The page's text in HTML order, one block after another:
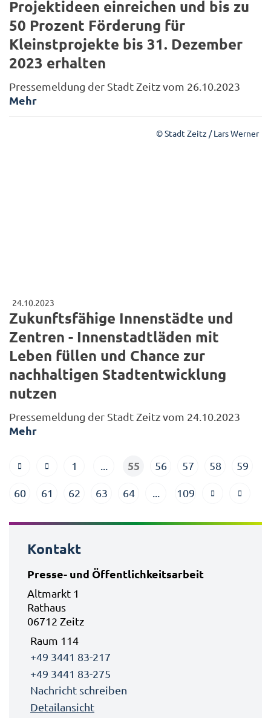
Projektideen einreichen und bis zu
50 Prozent Förderung für
Kleinstprojekte bis 31. Dezember
2023 erhalten
Pressemeldung der Stadt Zeitz vom 26.10.2023
Mehr
© Stadt Zeitz / Lars Werner
24.10.2023
Zukunftsfähige Innenstädte und
Zentren - Innenstadtläden mit
Leben füllen und Chance zur
nachhaltigen Stadtentwicklung
nutzen
Pressemeldung der Stadt Zeitz vom 24.10.2023
Mehr
1 55 56 57 58 59
60 61 62 63 64 109
Kontakt
Presse- und Öffentlichkeitsarbeit
Altmarkt 1
Rathaus
06712 Zeitz
Raum 114
+49 3441 83-217
+49 3441 83-275
Nachricht schreiben
Detailansicht